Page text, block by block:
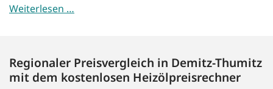
Weiterlesen …
Regionaler Preisvergleich in Demitz-Thumitz
mit dem kostenlosen Heizölpreisrechner